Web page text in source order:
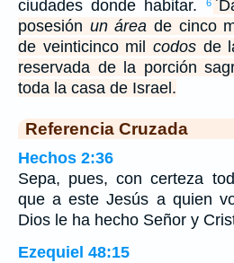
ciudades donde habitar.
6
posesión un área de cinco
de veinticinco mil codos de
reservada de la porción
toda la casa de Israel.
Referencia Cruzada
Hechos 2:36
Sepa, pues, con certeza
que a este Jesús a quien
Dios le ha hecho Señor y
Ezequiel 48:15